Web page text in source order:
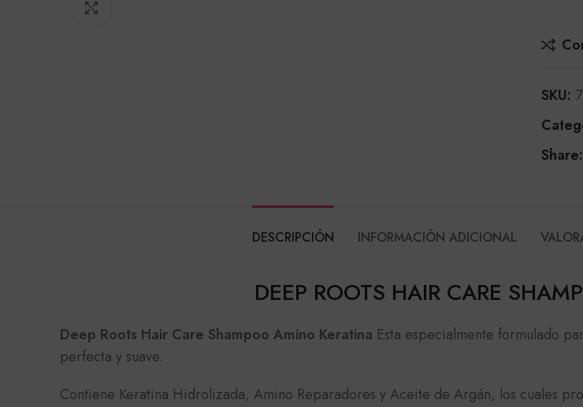
SKU:
Share:
DESCRIPCIÓN INFORMACIÓN ADICIONAL
DEEP ROOTS HAIR CARE
Deep Roots Hair Care Shampoo Amino Keratina Esta especialmente formulado
perfecta y suave.
Contiene Keratina Hidrolizada, Amino Reparadores y Aceite de Argán, los cuales